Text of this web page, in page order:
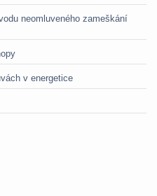
neomluveného zameškání
v energetice